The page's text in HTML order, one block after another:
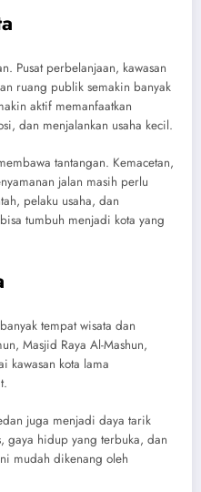
Pusat perbelanjaan, kawasan
ruang publik semakin banyak
aktif memanfaatkan
dan menjalankan usaha kecil.
tantangan. Kemacetan,
jalan masih perlu
pelaku usaha, dan
tumbuh menjadi kota yang
tempat wisata dan
Masjid Raya Al-Mashun,
kawasan kota lama
juga menjadi daya tarik
gaya hidup yang terbuka, dan
mudah dikenang oleh